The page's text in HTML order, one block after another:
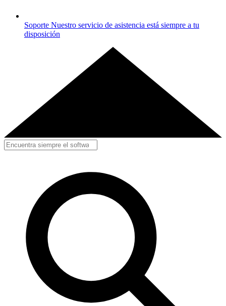
Soporte Nuestro servicio de asistencia está siempre a tu
disposición